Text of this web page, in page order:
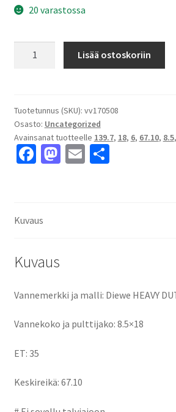
20 varastossa
matt
8.5x18"
6x139.7
ET35
Lisää ostoskoriin
Tuotetunnus (SKU): vv170508
Osasto: Uncategorized
Avainsanat tuotteelle 139.7, 18, 6, 67.10, 8.5,
Fa
o
M E S
Kuvaus
Kuvaus
Vannemerkki ja malli: Diewe HEAVY
Vannekoko ja pulttijako: 8.5×18
ET: 35
Keskireikä: 67.10